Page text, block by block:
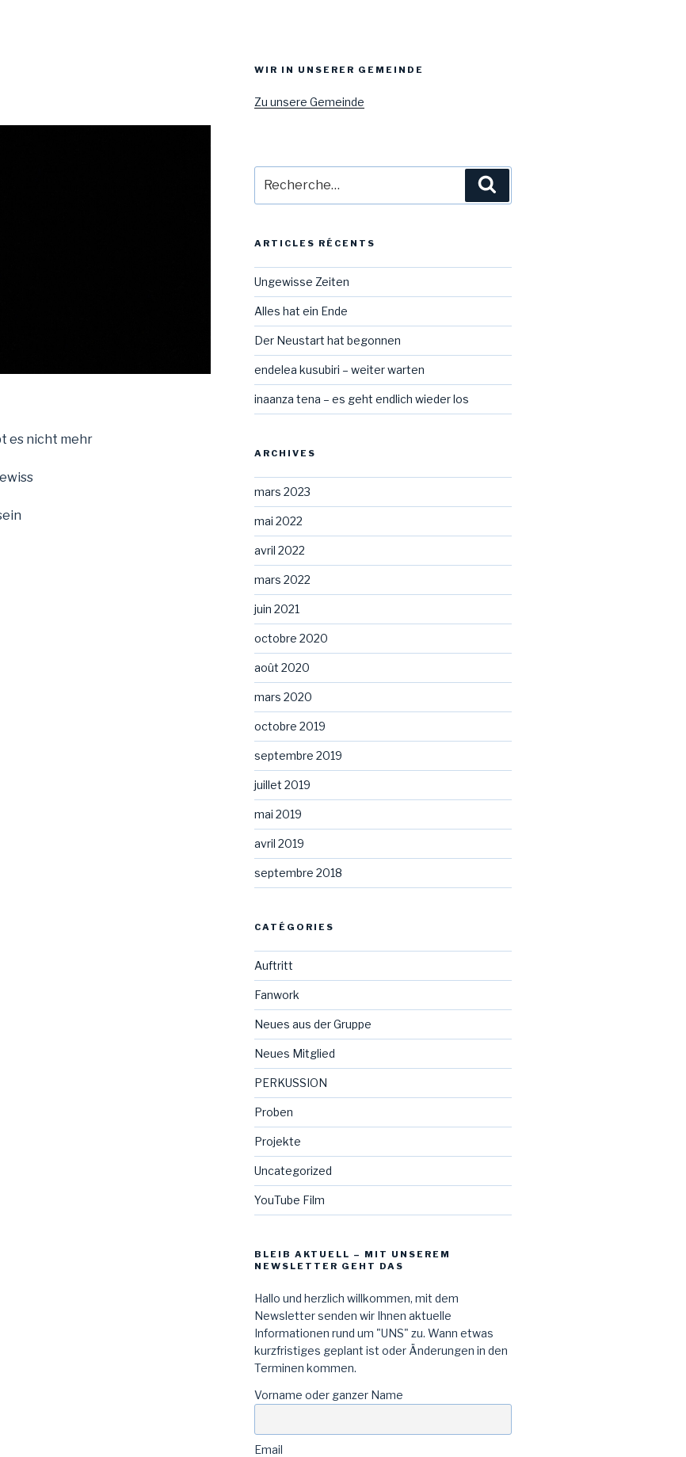
es nicht mehr
WIR IN UNSERER GEMEINDE
Zu unsere Gemeinde
pour
:
ARTICLES RÉCENTS
Ungewisse Zeiten
Alles hat ein Ende
Der Neustart hat begonnen
endelea kusubiri – weiter warten
inaanza tena – es geht endlich wieder los
ARCHIVES
mars 2023
mai 2022
avril 2022
mars 2022
juin 2021
octobre 2020
août 2020
mars 2020
octobre 2019
septembre 2019
juillet 2019
mai 2019
avril 2019
septembre 2018
CATÉGORIES
Auftritt
Fanwork
Neues aus der Gruppe
Neues Mitglied
PERKUSSION
Proben
Projekte
Uncategorized
YouTube Film
BLEIB AKTUELL – MIT UNSEREM
NEWSLETTER GEHT DAS
Hallo und herzlich willkommen, mit dem
Newsletter senden wir Ihnen aktuelle
Informationen rund um "UNS" zu. Wann etwas
kurzfristiges geplant ist oder Änderungen in den
Terminen kommen.
Vorname oder ganzer Name
Email